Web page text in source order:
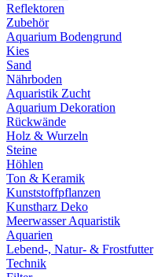
Reflektoren
Zubehör
Aquarium Bodengrund
Kies
Sand
Nährboden
Aquaristik Zucht
Aquarium Dekoration
Rückwände
Holz & Wurzeln
Steine
Höhlen
Ton & Keramik
Kunststoffpflanzen
Kunstharz Deko
Meerwasser Aquaristik
Aquarien
Lebend-, Natur- & Frostfutter
Technik